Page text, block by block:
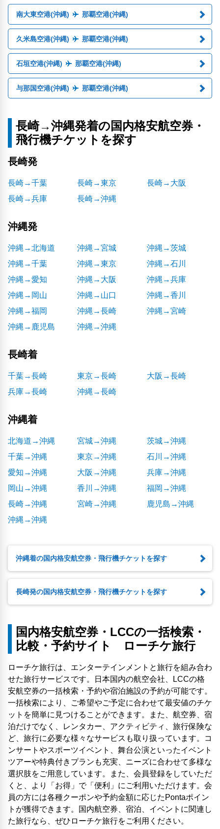
南大東空港(沖縄) 那覇空港(沖縄)
久米島空港(沖縄) 那覇空港(沖縄)
石垣空港(沖縄) 那覇空港(沖縄)
与那国空港(沖縄) 那覇空港(沖縄)
長崎→沖縄発着の国内格安航空券・
飛行機チケットを探す
長崎発
長崎→千葉 長崎→東京
長崎→大阪
長崎→兵庫
長崎→沖縄
沖縄発
沖縄→北海道 沖縄→宮城
沖縄→茨城
沖縄→千葉
沖縄→東京
沖縄→石川
沖縄→愛知
沖縄→大阪
沖縄→兵庫
沖縄→岡山
沖縄→山口
沖縄→香川
沖縄→福岡
沖縄→長崎
沖縄→宮崎
沖縄→鹿児島
沖縄→沖縄
長崎着
千葉→長崎 東京→長崎
大阪→長崎
兵庫→長崎
沖縄→長崎
沖縄着
北海道→沖縄 宮城→沖縄
茨城→沖縄
千葉→沖縄
東京→沖縄
石川→沖縄
愛知→沖縄
大阪→沖縄
兵庫→沖縄
岡山→沖縄
香川→沖縄
福岡→沖縄
長崎→沖縄
宮崎→沖縄
鹿児島→沖縄
沖縄→沖縄
沖縄着の国内格安航空券・飛行機チケットを探す
長崎発の国内格安航空券・飛行機チケットを探す
国内格安航空券・LCCの一括検索・
比較・予約サイト ローチケ旅行
ローチケ旅行は、エンターテインメントと旅行を組み合わ
せた旅行サービスです。日本国内の航空会社、LCCの格
安航空券の一括検索・予約や宿泊施設の予約が可能です。
一括検索により、ご希望やご予定に合わせて最安値のチケ
ットを簡単に見つけることができます。また、航空券、宿
泊だけでなく、レンタカー、アクティビティ、旅行保険な
ど、旅行に必要な様々なサービスも取り扱っています。コ
ンサートやスポーツイベント、舞台公演といったイベント
ツアーや特典付きプランも充実、ニーズに合わせて多様な
選択肢をご用意しています。また、会員登録をしていただ
くと、より「お得」で「便利」にご利用いただけます。会
員の方には各種クーポンや予約金額に応じたPontaポイン
トが獲得できます。国内航空券、宿泊、イベントに関連し
た旅行なら、ぜひローチケ旅行をご利用ください。